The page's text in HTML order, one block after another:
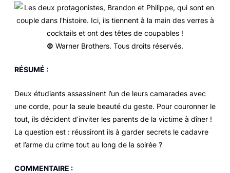
© Warner Brothers. Tous droits réservés.
RÉSUMÉ :
Deux étudiants assassinent l’un de leurs camarades avec
une corde, pour la seule beauté du geste. Pour couronner le
tout, ils décident d’inviter les parents de la victime à dîner !
La question est : réussiront ils à garder secrets le cadavre
et l’arme du crime tout au long de la soirée ?
COMMENTAIRE :